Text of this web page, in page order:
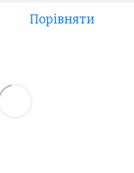
Порівняти